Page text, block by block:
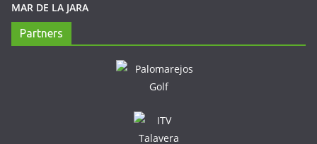
MAR DE LA JARA
Partners